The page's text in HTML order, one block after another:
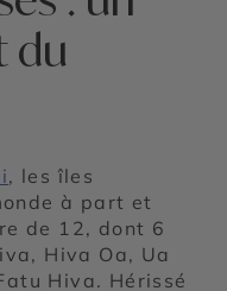
du
, les îles
à part et
de 12, dont 6
Hiva Oa, Ua
Hiva. Hérissé